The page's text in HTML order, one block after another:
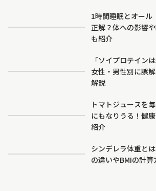
1時間睡眠とオール
正解？体への影響
も紹介
「ソイプロテイン
女性・男性別に誤
解説
トマトジュースを
にもなりうる！健
紹介
シンデレラ体重と
の違いやBMIの計